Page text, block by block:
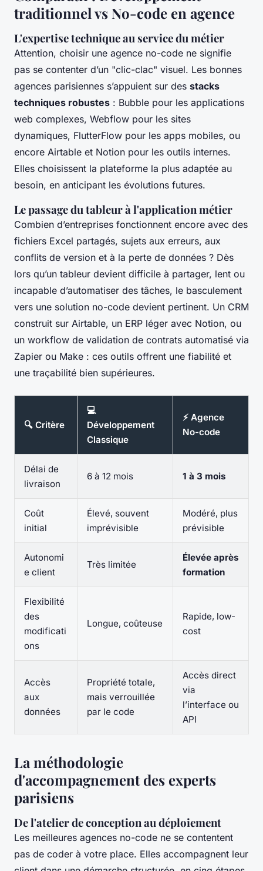
traditionnel vs No-code en agence
L'expertise technique au service du métier
Attention, choisir une agence no-code ne signifie
pas se contenter d’un "clic-clac" visuel. Les bonnes
agences parisiennes s’appuient sur des stacks
techniques robustes : Bubble pour les applications
web complexes, Webflow pour les sites
dynamiques, FlutterFlow pour les apps mobiles, ou
encore Airtable et Notion pour les outils internes.
Elles choisissent la plateforme la plus adaptée au
besoin, en anticipant les évolutions futures.
Le passage du tableur à l'application métier
Combien d’entreprises fonctionnent encore avec des
fichiers Excel partagés, sujets aux erreurs, aux
conflits de version et à la perte de données ? Dès
lors qu’un tableur devient difficile à partager, lent ou
incapable d’automatiser des tâches, le basculement
vers une solution no-code devient pertinent. Un CRM
construit sur Airtable, un ERP léger avec Notion, ou
un workflow de validation de contrats automatisé via
Zapier ou Make : ces outils offrent une fiabilité et
une traçabilité bien supérieures.
🔍 Critère
💻
Développement
Classique
⚡ Agence
No-code
Délai de
livraison
6 à 12 mois 1 à 3 mois
Coût
initial
Élevé, souvent
imprévisible
Modéré, plus
prévisible
Autonomi
e client
Très limitée
Élevée après
formation
Flexibilité
des
modificati
ons
Longue, coûteuse
Rapide, low-
cost
Accès
aux
données
Propriété totale,
mais verrouillée
par le code
Accès direct
via
l’interface ou
API
La méthodologie
d'accompagnement des experts
parisiens
De l'atelier de conception au déploiement
Les meilleures agences no-code ne se contentent
pas de coder à votre place. Elles accompagnent leur